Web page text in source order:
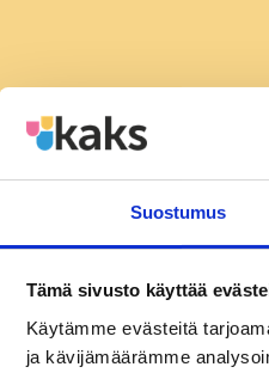
Suostumus
Tämä sivusto käyttää
Käytämme evästeitä
ja kävijämäärämme